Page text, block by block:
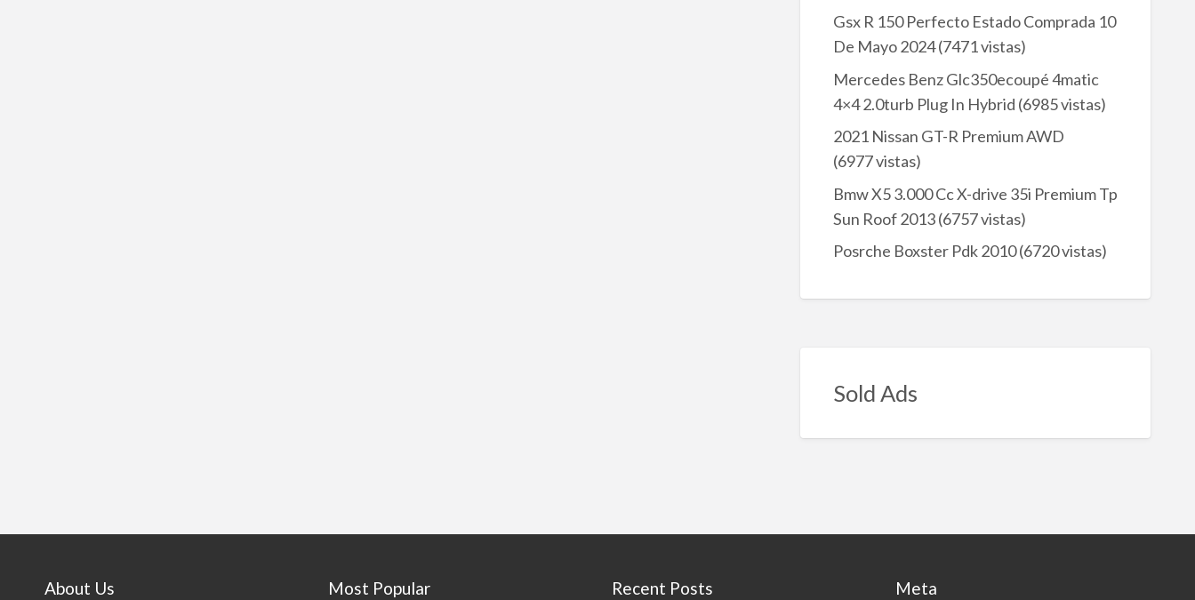
Gsx R 150 Perfecto Estado Comprada 10
De Mayo 2024(7471 vistas)
Mercedes Benz Glc350ecoupé 4matic
4×4 2.0turb Plug In Hybrid (6985 vistas)
2021 Nissan GT-R Premium AWD
(6977 vistas)
Bmw X5 3.000 Cc X-drive 35i Premium Tp
Sun Roof 2013(6757 vistas)
Posrche Boxster Pdk 2010(6720 vistas)
Sold Ads
About Us Most Popular Recent Posts Meta